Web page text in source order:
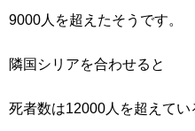
9000人を超えたそうです。
隣国シリアを合わせると
死者数は12000人を超えてい